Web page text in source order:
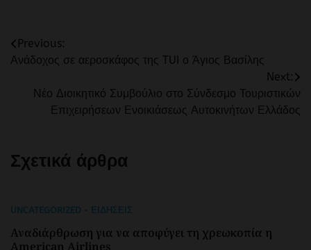
Πλοήγηση
άρθρων
Previous:
Ανάδοχος σε αεροσκάφος της TUI ο Άγιος Βασίλης
Next:
Νέο Διοικητικό Συμβούλιο στο Σύνδεσμο Τουριστικών
Επιχειρήσεων Ενοικιάσεως Αυτοκινήτων Ελλάδος
Σχετικά άρθρα
UNCATEGORIZED ΕΙΔΉΣΕΙΣ
Αναδιάρθρωση για να αποφύγει τη χρεωκοπία η
American Airlines